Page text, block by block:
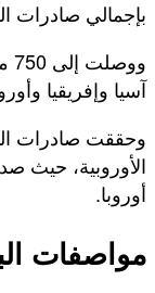
بإجمالي صادرات العام
آسيا وإفريقيا
وحققت صادرات
أوروبا.
مواصفات